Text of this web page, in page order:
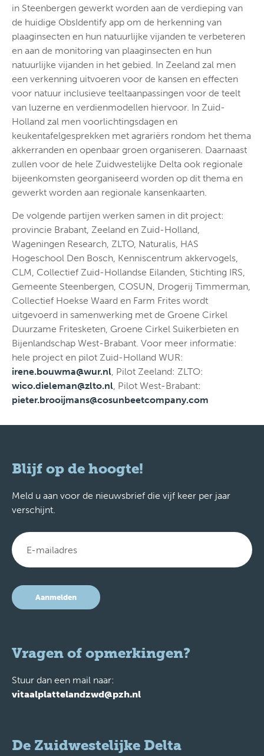
in Steenbergen gewerkt worden aan de verdieping van
de huidige ObsIdentify app om de herkenning van
plaaginsecten en hun natuurlijke vijanden te verbeteren
en aan de monitoring van plaaginsecten en hun
natuurlijke vijanden in het gebied. In Zeeland zal men
een verkenning uitvoeren voor de kansen en effecten
voor natuur inclusieve teeltaanpassingen voor de teelt
van luzerne en verdienmodellen hiervoor. In Zuid-
Holland zal men voorlichtingsdagen en
keukentafelgesprekken met agrariërs rondom het thema
akkerranden en openbaar groen organiseren. Daarnaast
zullen voor de hele Zuidwestelijke Delta ook regionale
bijeenkomsten georganiseerd worden op dit thema en
gewerkt worden aan regionale kansenkaarten.
De volgende partijen werken samen in dit project:
provincie Brabant, Zeeland en Zuid-Holland,
Wageningen Research, ZLTO, Naturalis, HAS
Hogeschool Den Bosch, Kenniscentrum akkervogels,
CLM, Collectief Zuid-Hollandse Eilanden, Stichting IRS,
Gemeente Steenbergen, COSUN, Drogerij Timmerman,
Collectief Hoekse Waard en Farm Frites wordt
uitgevoerd in samenwerking met de Groene Cirkel
Duurzame Fritesketen, Groene Cirkel Suikerbieten en
Bijenlandschap West-Brabant. Voor meer informatie:
hele project en pilot Zuid-Holland WUR:
irene.bouwma@wur.nl, Pilot Zeeland: ZLTO:
wico.dieleman@zlto.nl, Pilot West-Brabant:
pieter.brooijmans@cosunbeetcompany.com
Blijf op de hoogte!
Meld u aan voor de nieuwsbrief die vijf keer per jaar
verschijnt.
Aanmelden
Vragen of opmerkingen?
Stuur dan een mail naar:
vitaalplattelandzwd@pzh.nl
De Zuidwestelijke Delta